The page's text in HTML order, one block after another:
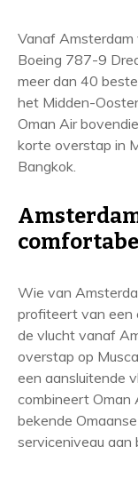
Vanaf Amsterdam
Boeing 787-9
meer dan 40
het Midden-
Oman Air
korte overstap in
Bangkok.
Wie van
profiteert van een
de vlucht vanaf
overstap op
een aansluitende
combineert Oman
bekende
serviceniveau aan